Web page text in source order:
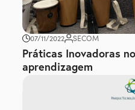
07/11/2022 SECOM
Práticas Inovadoras
aprendizagem